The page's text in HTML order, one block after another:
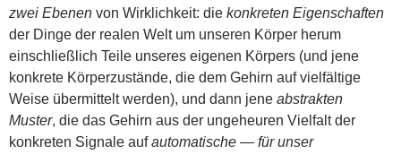
zwei Ebenen von Wirklichkeit: die konkreten Eigenschaften
der Dinge der realen Welt um unseren Körper herum
einschließlich Teile unseres eigenen Körpers (und jene
konkrete Körperzustände, die dem Gehirn auf vielfältige
Weise übermittelt werden), und dann jene abstrakten
Muster, die das Gehirn aus der ungeheuren Vielfalt der
konkreten Signale aufautomatische — für unser